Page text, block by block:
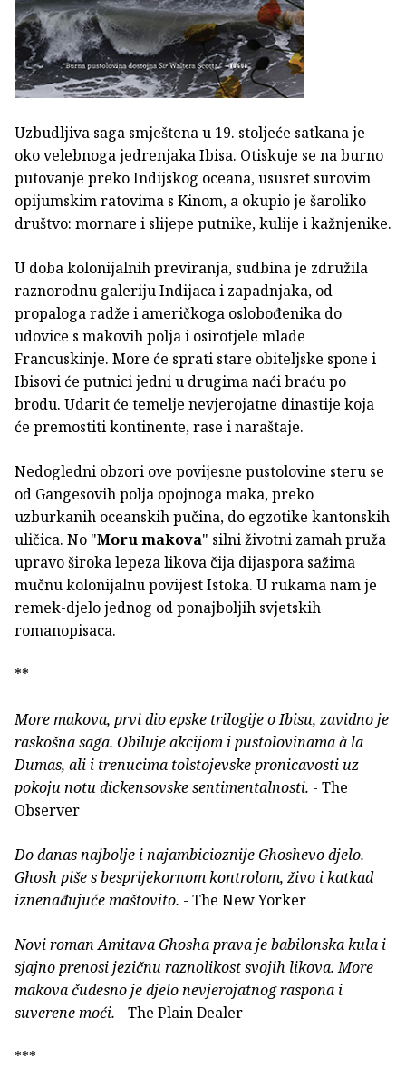
Uzbudljiva saga smještena u 19. stoljeće satkana je
oko velebnoga jedrenjaka Ibisa. Otiskuje se na burno
putovanje preko Indijskog oceana, ususret surovim
opijumskim ratovima s Kinom, a okupio je šaroliko
društvo: mornare i slijepe putnike, kulije i kažnjenike.
U doba kolonijalnih previranja, sudbina je združila
raznorodnu galeriju Indijaca i zapadnjaka, od
propaloga radže i američkoga oslobođenika do
udovice s makovih polja i osirotjele mlade
Francuskinje. More će sprati stare obiteljske spone i
Ibisovi će putnici jedni u drugima naći braću po
brodu. Udarit će temelje nevjerojatne dinastije koja
će premostiti kontinente, rase i naraštaje.
Nedogledni obzori ove povijesne pustolovine steru se
od Gangesovih polja opojnoga maka, preko
uzburkanih oceanskih pučina, do egzotike kantonskih
uličica. No "Moru makova" silni životni zamah pruža
upravo široka lepeza likova čija dijaspora sažima
mučnu kolonijalnu povijest Istoka. U rukama nam je
remek-djelo jednog od ponajboljih svjetskih
romanopisaca.
**
More makova, prvi dio epske trilogije o Ibisu, zavidno je
raskošna saga. Obiluje akcijom i pustolovinama à la
Dumas, ali i trenucima tolstojevske pronicavosti uz
pokoju notu dickensovske sentimentalnosti. - The
Observer
Do danas najbolje i najambicioznije Ghoshevo djelo.
Ghosh piše s besprijekornom kontrolom, živo i katkad
iznenađujuće maštovito. - The New Yorker
Novi roman Amitava Ghosha prava je babilonska kula i
sjajno prenosi jezičnu raznolikost svojih likova. More
makova čudesno je djelo nevjerojatnog raspona i
suverene moći. - The Plain Dealer
***